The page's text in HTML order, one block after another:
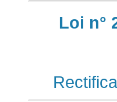
Loi n°